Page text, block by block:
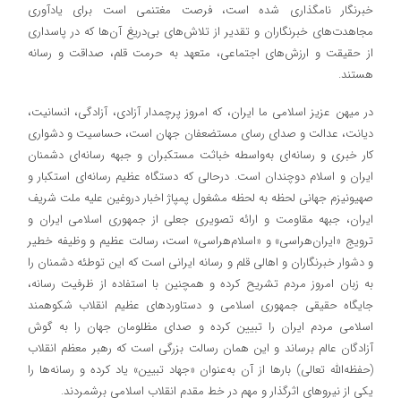
خبرنگار نامگذاری شده است، فرصت مغتنمی است برای یادآوری
مجاهدت‌های خبرنگاران و تقدیر از تلاش‌های بی‌دریغ آن‌ها که در پاسداری
از حقیقت و ارزش‌های اجتماعی، متعهد به حرمت قلم، صداقت و رسانه
هستند.
در میهن عزیز اسلامی ما ایران، که امروز پرچمدار آزادی، آزادگی، انسانیت،
دیانت، عدالت و صدای رسای مستضعفان جهان است، حساسیت و دشواری
کار خبری و رسانه‌ای به‌واسطه خباثت مستکبران و جبهه رسانه‌ای دشمنان
ایران و اسلام دوچندان است. درحالی که دستگاه عظیم رسانه‌ای استکبار و
صهیونیزم جهانی لحظه به لحظه مشغول پمپاژ اخبار دروغین علیه ملت شریف
ایران، جبهه مقاومت و ارائه تصویری جعلی از جمهوری اسلامی ایران و
ترویج «ایران‌هراسی» و «اسلام‌هراسی» است، رسالت عظیم و وظیفه خطیر
و دشوار خبرنگاران و اهالی قلم و رسانه ایرانی است که این توطئه‌ دشمنان را
به زبان امروز مردم تشریح کرده و همچنین با استفاده از ظرفیت رسانه،
جایگاه حقیقی جمهوری اسلامی و دستاوردهای عظیم انقلاب شکوهمند
اسلامی مردم ایران را تبیین کرده و صدای مظلومان جهان را به گوش
آزادگان عالم برساند و این همان رسالت بزرگی است که رهبر معظم انقلاب
(حفظه‌الله تعالی) بارها از آن به‌عنوان «جهاد تبیین» یاد کرده‌ و رسانه‌ها را
یکی از نیروهای اثرگذار و مهم در خط مقدم انقلاب اسلامی برشمردند.